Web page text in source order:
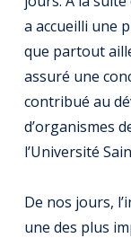
a accueilli une
que partout
assuré une
contribué au
d’organismes
l’Université
De nos jours,
une des plus